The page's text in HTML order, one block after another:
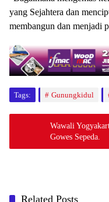
yang Sejahtera dan
membangun dan menjadi
Tags: Gunungkidul
Wawali
Gowes Sepeda.
Related Posts